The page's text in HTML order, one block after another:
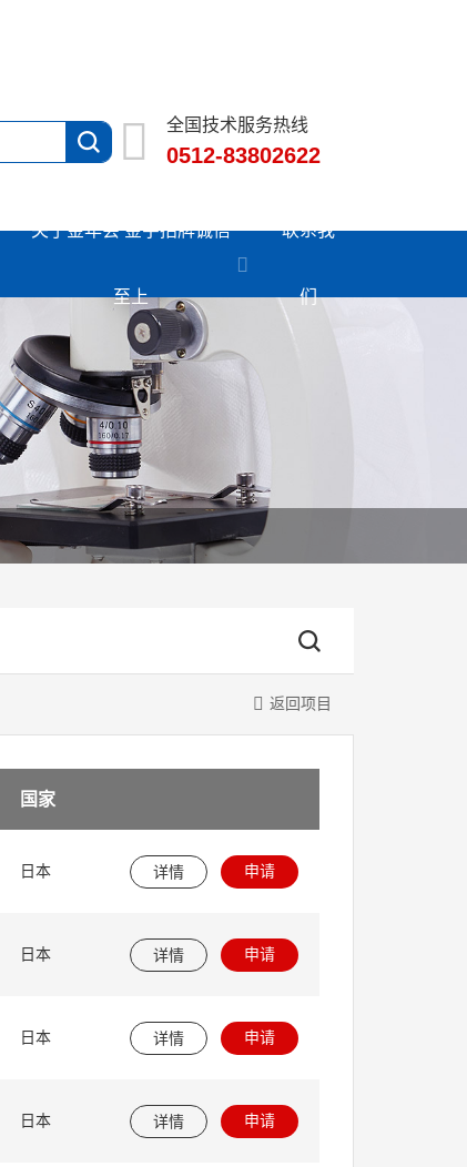
全国技术服务热线
0512-83802622
关于金年会 金字招牌诚信
至上
联系我
们
返回项目
国家
日本 详情 申请
日本 详情 申请
日本 详情 申请
日本 详情 申请